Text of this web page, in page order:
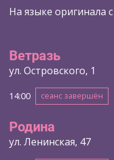
На языке оригинала
Ветразь
ул. Островского, 1
14:00 сеанс завершён
Родина
ул. Ленинская, 47